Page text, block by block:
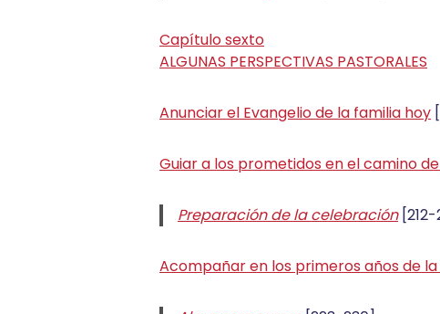
Capítulo sexto
ALGUNAS PERSPECTIVAS PASTORALES
Anunciar el Evangelio de la familia hoy
Guiar a los prometidos en el camino
Preparación de la celebración[212-
Acompañar en los primeros años de